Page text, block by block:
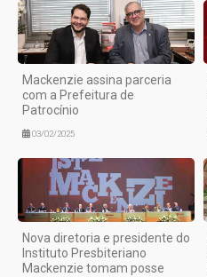
Mackenzie assina parceria
com a Prefeitura de
Patrocínio
03/02/2025
Nova diretoria e presidente do
Instituto Presbiteriano
Mackenzie tomam posse